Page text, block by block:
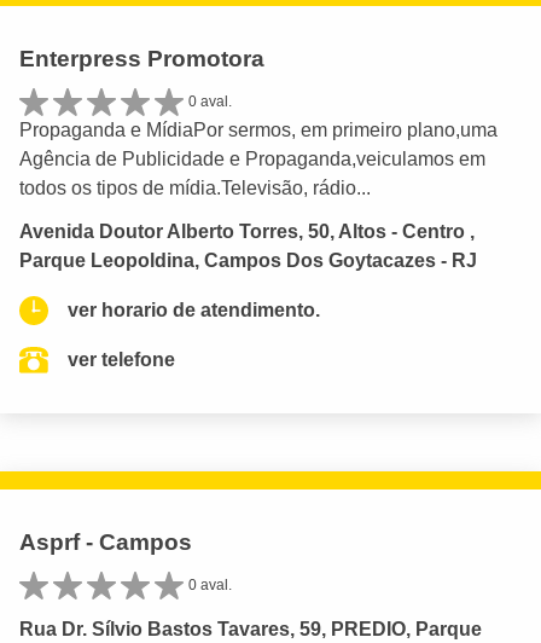
Enterpress Promotora
0 aval.
Propaganda e MídiaPor sermos, em primeiro plano,uma
Agência de Publicidade e Propaganda,veiculamos em
todos os tipos de mídia.Televisão, rádio...
Avenida Doutor Alberto Torres, 50, Altos - Centro ,
Parque Leopoldina, Campos Dos Goytacazes - RJ
ver horario de atendimento.
ver telefone
Asprf - Campos
0 aval.
Rua Dr. Sílvio Bastos Tavares, 59, PREDIO, Parque